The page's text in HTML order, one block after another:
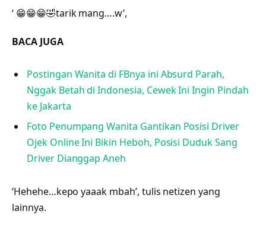
‘ 😁😁😁🤣tarik mang….w’,
BACA JUGA
Postingan Wanita di FBnya ini Absurd Parah,
Nggak Betah di Indonesia, Cewek Ini Ingin Pindah
ke Jakarta
Foto Penumpang Wanita Gantikan Posisi Driver
Ojek Online Ini Bikin Heboh, Posisi Duduk Sang
Driver Dianggap Aneh
‘Hehehe…kepo yaaak mbah’, tulis netizen yang
lainnya.